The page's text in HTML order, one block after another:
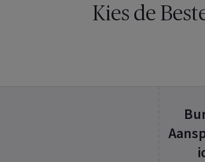
Kies de